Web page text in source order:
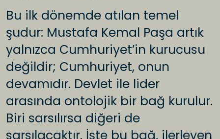
Bu ilk dönemde atılan temel
şudur: Mustafa Kemal Paşa artık
yalnızca Cumhuriyet’in kurucusu
değildir; Cumhuriyet, onun
devamıdır. Devlet ile lider
arasında ontolojik bir bağ kurulur.
Biri sarsılırsa diğeri de
sarsılacaktır. İşte bu bağ, ilerleyen